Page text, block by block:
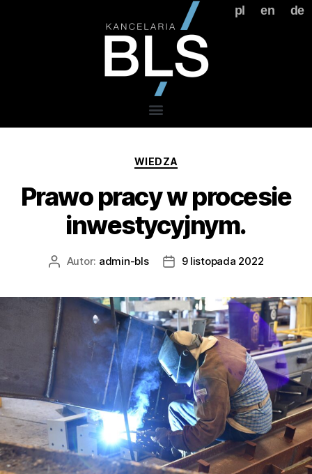
pl en de
WIEDZA
Prawo pracy w procesie
inwestycyjnym.
Autor: admin-bls 9 listopada 2022